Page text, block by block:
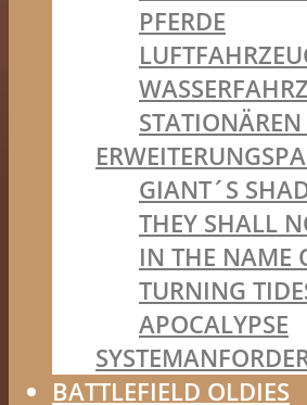
PFERDE
GIANT´S
THEY SHALL
IN THE NAME
TURNING
APOCALYPSE
BATTLEFIELD OLDIES